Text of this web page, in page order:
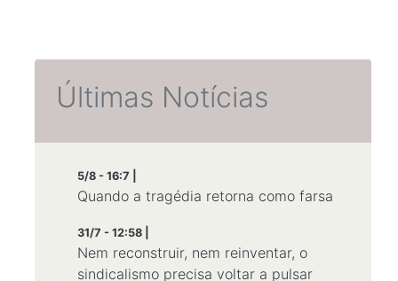
Últimas Notícias
5/8 - 16:7 |
Quando a tragédia retorna como farsa
31/7 - 12:58 |
Nem reconstruir, nem reinventar, o
sindicalismo precisa voltar a pulsar